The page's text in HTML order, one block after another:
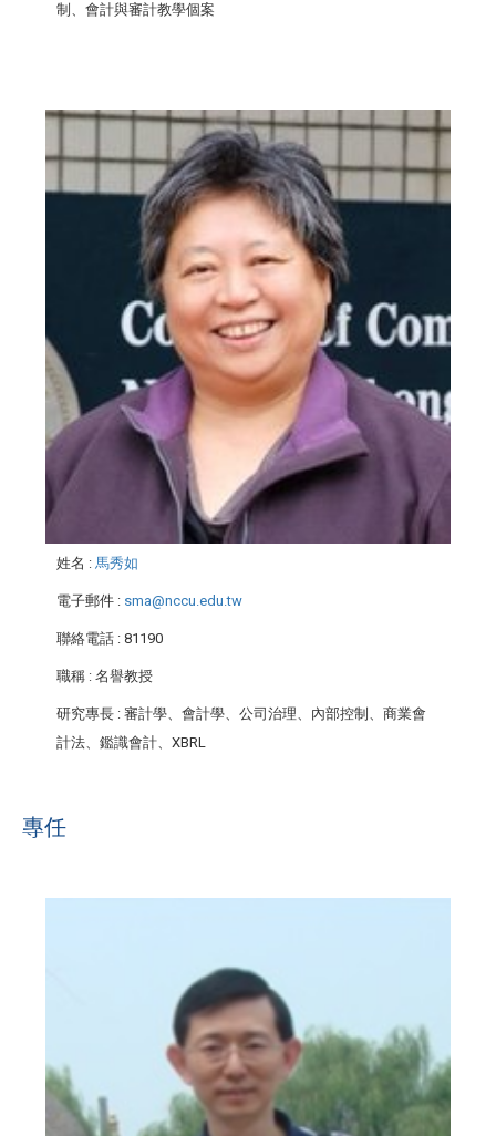
制、會計與審計教學個案
姓名 : 馬秀如
電子郵件 : sma@nccu.edu.tw
聯絡電話 : 81190
職稱 : 名譽教授
研究專長 : 審計學、會計學、公司治理、內部控制、商業會
計法、鑑識會計、XBRL
專任